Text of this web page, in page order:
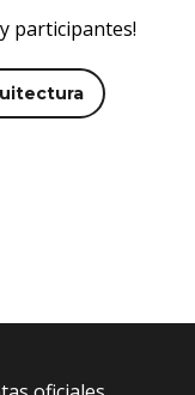
participantes!